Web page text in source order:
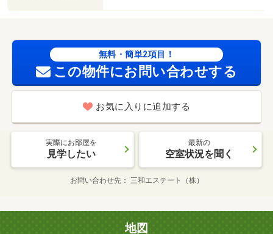
無料・簡単2項目！
この物件にお問い合わせする
お気に入りに追加する
実際にお部屋を
見学したい
最新の
空室状況を聞く
お問い合わせ先 三和エステート（株）
地図